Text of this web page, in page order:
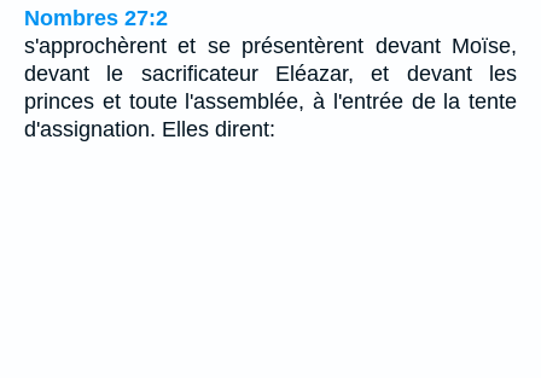
Nombres 27:2
s'approchèrent et se présentèrent devant Moïse,
devant le sacrificateur Eléazar, et devant les
princes et toute l'assemblée, à l'entrée de la tente
d'assignation. Elles dirent: